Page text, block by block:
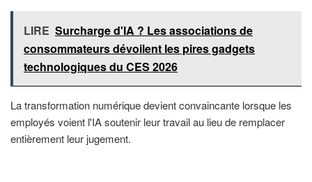
LIRE Surcharge d'IA ? Les associations de
consommateurs dévoilent les pires gadgets
technologiques du CES 2026
La transformation numérique devient convaincante lorsque les
employés voient l'IA soutenir leur travail au lieu de remplacer
entièrement leur jugement.